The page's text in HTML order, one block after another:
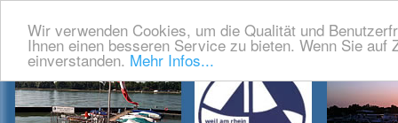
Wir verwenden Cookies, um die Qualität und
Ihnen einen besseren Service zu bieten. Wenn Sie
einverstanden. Mehr Infos...